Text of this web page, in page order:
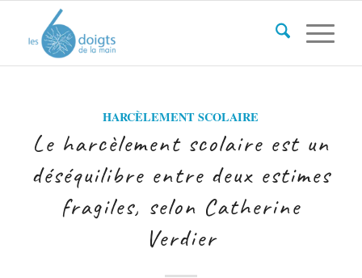
HARCÈLEMENT SCOLAIRE
Le harcèlement scolaire est un
déséquilibre entre deux estimes
fragiles, selon Catherine
Verdier